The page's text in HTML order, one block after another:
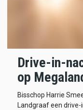
Drive-in-
op
Bisschop Harrie
Landgraaf een